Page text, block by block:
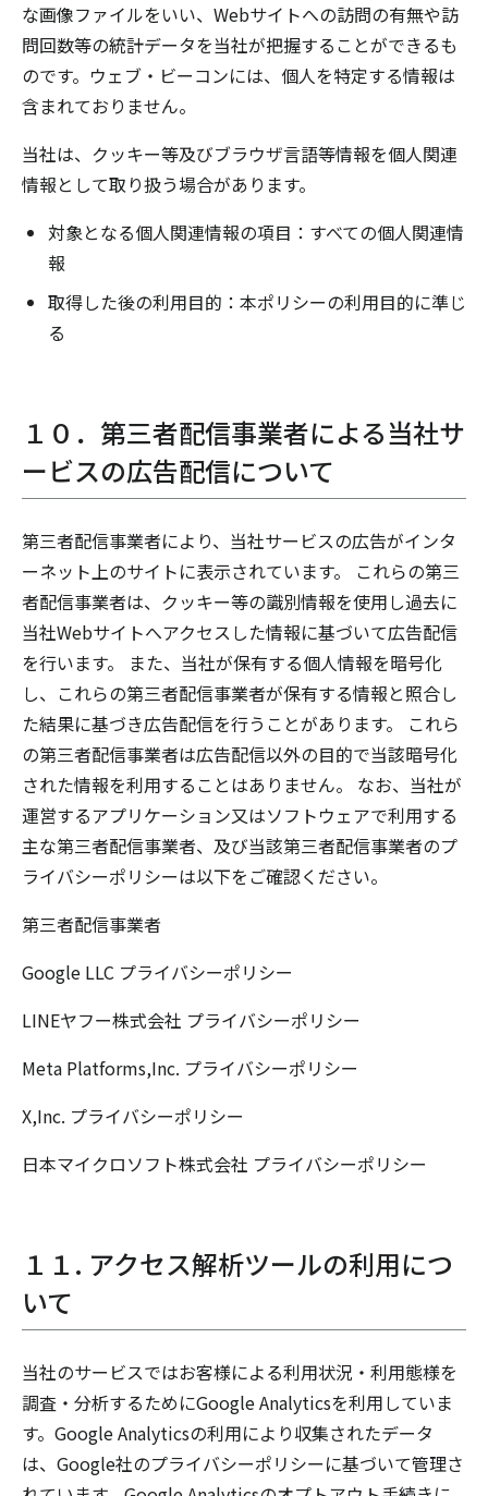
な画像ファイルをいい、Webサイトへの訪問の有無や訪
問回数等の統計データを当社が把握することができるも
のです。ウェブ・ビーコンには、個人を特定する情報は
含まれておりません。
当社は、クッキー等及びブラウザ言語等情報を個人関連
情報として取り扱う場合があります。
対象となる個人関連情報の項目：すべての個人関連情
報
取得した後の利用目的：本ポリシーの利用目的に準じ
る
１０．第三者配信事業者による当社サ
ービスの広告配信について
第三者配信事業者により、当社サービスの広告がインタ
ーネット上のサイトに表示されています。 これらの第三
者配信事業者は、クッキー等の識別情報を使用し過去に
当社Webサイトへアクセスした情報に基づいて広告配信
を行います。 また、当社が保有する個人情報を暗号化
し、これらの第三者配信事業者が保有する情報と照合し
た結果に基づき広告配信を行うことがあります。 これら
の第三者配信事業者は広告配信以外の目的で当該暗号化
された情報を利用することはありません。 なお、当社が
運営するアプリケーション又はソフトウェアで利用する
主な第三者配信事業者、及び当該第三者配信事業者のプ
ライバシーポリシーは以下をご確認ください。
第三者配信事業者
Google LLC プライバシーポリシー
LINEヤフー株式会社 プライバシーポリシー
Meta Platforms,Inc. プライバシーポリシー
X,Inc. プライバシーポリシー
日本マイクロソフト株式会社 プライバシーポリシー
１１. アクセス解析ツールの利用につ
いて
当社のサービスではお客様による利用状況・利用態様を
調査・分析するためにGoogle Analyticsを利用していま
す。Google Analyticsの利用により収集されたデータ
は、Google社のプライバシーポリシーに基づいて管理さ